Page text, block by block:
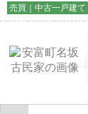
売買｜中古一戸建て